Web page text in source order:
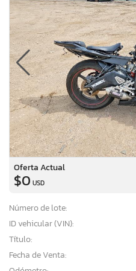
Oferta Actual
$0 USD
Número de lote:
ID vehicular (VIN):
Título:
Fecha de Venta:
×